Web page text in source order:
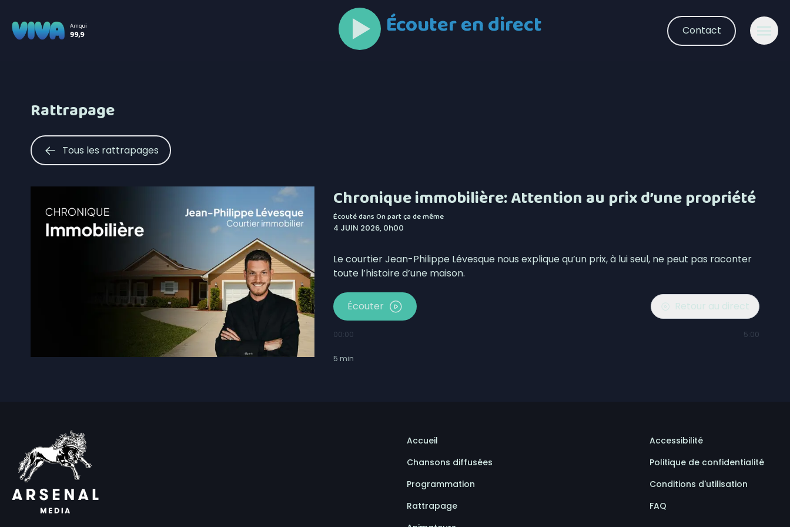
Écouter en direct Contact
Rattrapage
Tous les rattrapages
Chronique immobilière: Attention au prix d’une propriété
Écouté dansOn part ça de même
4 JUIN 2026, 0h00
Le courtier Jean-Philippe Lévesque nous explique qu’un prix, à lui seul, ne peut pas raconter
toute l’histoire d’une maison.
Écouter Retour au direct
00:00 5:00
5 min
Accueil
Chansons diffusées
Programmation
Rattrapage
Accessibilité
Politique de confidentialité
Conditions d'utilisation
FAQ